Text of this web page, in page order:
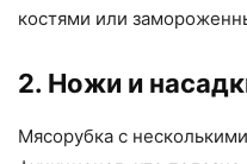
костями или
2. Ножи и
Мясорубка с